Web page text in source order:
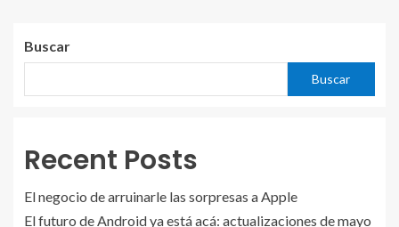
Buscar
Buscar
Recent Posts
El negocio de arruinarle las sorpresas a Apple
El futuro de Android ya está acá: actualizaciones de mayo